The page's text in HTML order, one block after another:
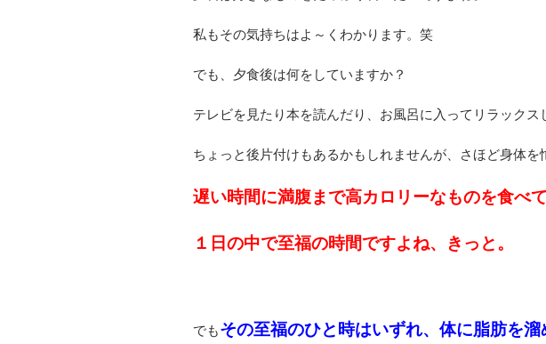
私もその気持ちはよ～くわかります。笑
でも、夕食後は何をしていますか？
テレビを見たり本を読んだり、お風呂に入ってリラックス
ちょっと後片付けもあるかもしれませんが、さほど身体を
遅い時間に満腹まで高カロリーなものを食べ
１日の中で至福の時間ですよね、きっと。
でもその至福のひと時はいずれ、体に脂肪を